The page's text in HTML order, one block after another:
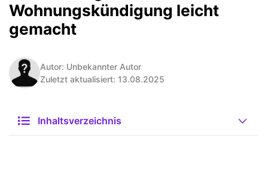
Wohnungskündigung leicht
gemacht
Autor: Unbekannter Autor
Zuletzt aktualisiert: 13.08.2025
Inhaltsverzeichnis